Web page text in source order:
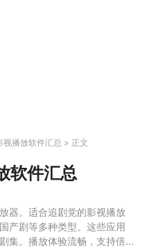
视播放软件汇总 正文
软件汇总
器。适合追剧党的影视播放
产剧等多种类型。这些应用
集。播放体验流畅，支持倍